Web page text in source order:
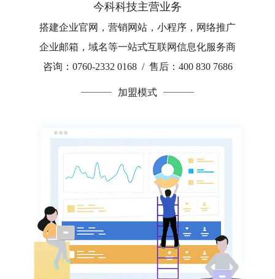
今科科技主营业务
搭建企业官网，营销网站，小程序，网络推广
企业邮箱，域名等一站式互联网信息化服务商
咨询：0760-2332 0168 / 售后：400 830 7686
加盟模式